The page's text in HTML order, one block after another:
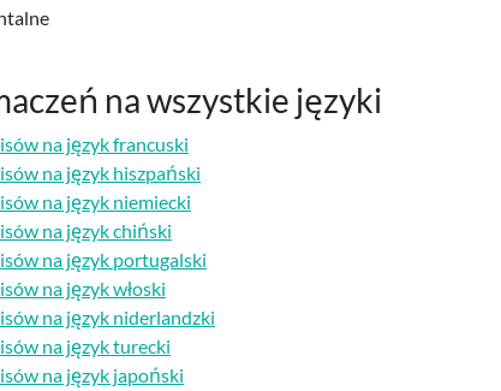
na wszystkie języki
na język francuski
na język hiszpański
na język niemiecki
na język chiński
na język portugalski
na język włoski
na język niderlandzki
na język turecki
na język japoński